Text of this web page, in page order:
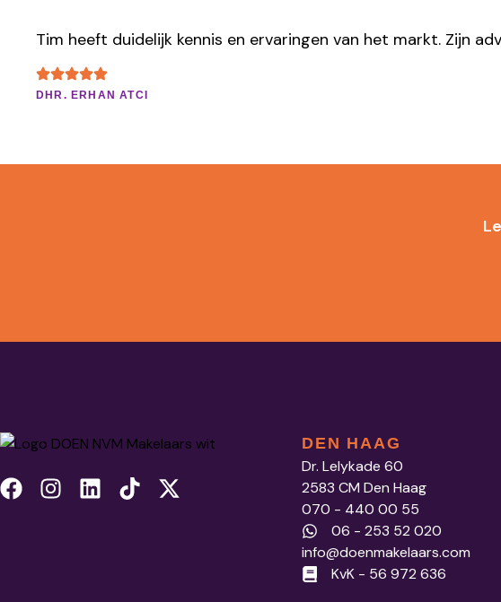
Tim heeft duidelijk kennis en ervaringen van het markt. Zijn
DHR. ERHAN ATCI
DEN HAAG
Dr. Lelykade 60
2583 CM Den Haag
070 - 440 00 55
06 - 253 52 020
info@doenmakelaars.com
KvK - 56 972 636